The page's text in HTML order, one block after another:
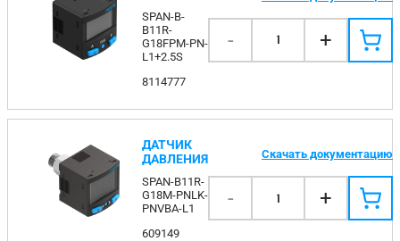
SPAN-B-
B11R-
G18FPM-PN-
L1+2.5S
8114777
- 1 +
ДАТЧИК
ДАВЛЕНИЯ
SPAN-B11R-
G18M-PNLK-
PNVBA-L1
609149
Скачать документацию
- 1 +